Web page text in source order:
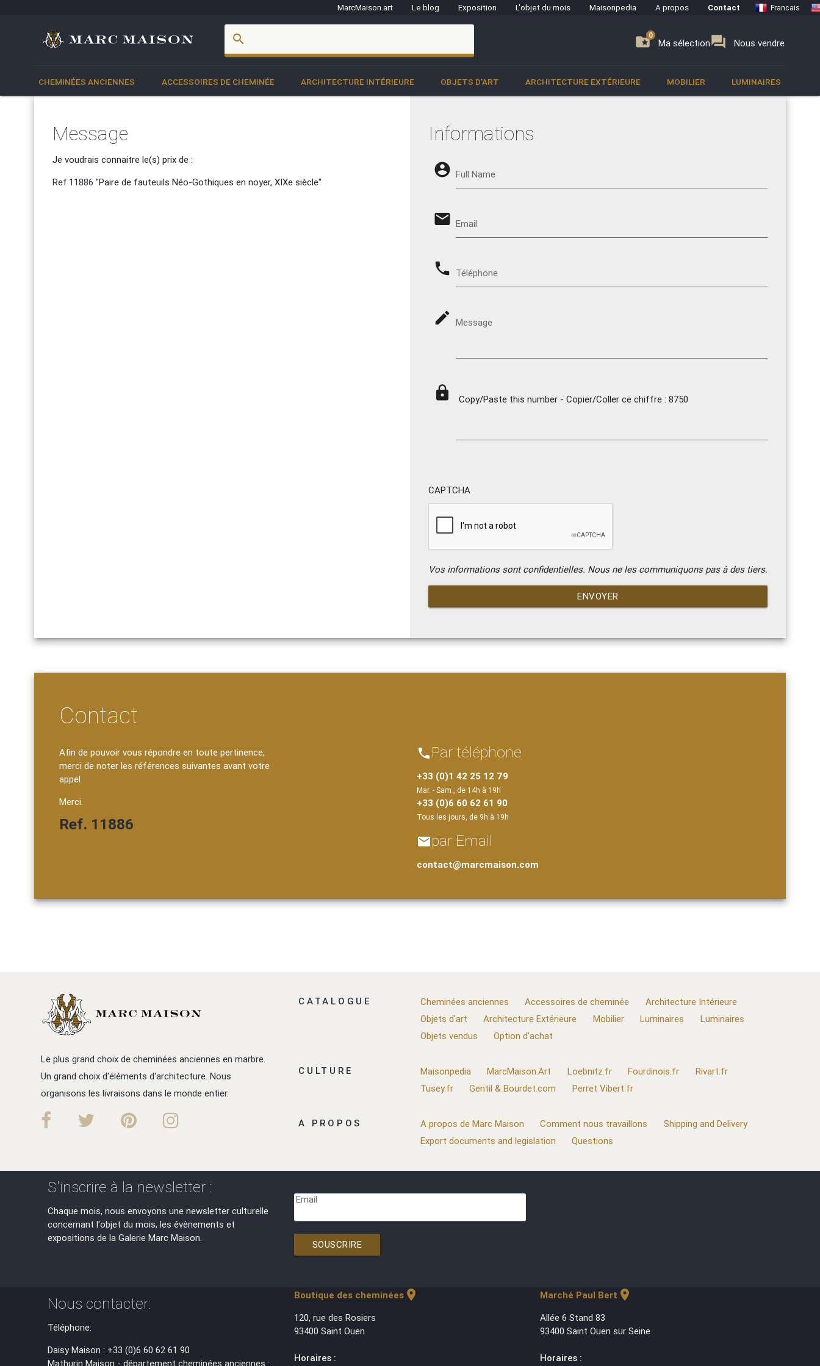
MarcMaison.art Le blog Exposition L'objet du mois Maisonpedia A propos Contact Francais
search folder_special Ma sélection
0 forum Nous vendre
0
CHEMINÉES ANCIENNES ACCESSOIRES DE CHEMINÉE ARCHITECTURE INTÉRIEURE OBJETS D'ART ARCHITECTURE EXTÉRIEURE MOBILIER LUMINAIRES
Message
Je voudrais connaitre le(s) prix de :
Ref.11886 "Paire de fauteuils Néo-Gothiques en noyer, XIXe siècle"
Informations
account_circle Full Name
email Email
phone Téléphone
mode_edit Message
lock Copy/Paste this number - Copier/Coller ce chiffre : 8750
CAPTCHA
Vos informations sont confidentielles. Nous ne les communiquons pas à des tiers.
ENVOYER
Contact
Afin de pouvoir vous répondre en toute pertinence,
merci de noter les références suivantes avant votre
appel.
Merci.
Ref. 11886
phone Par téléphone
+33 (0)1 42 25 12 79
Mar. - Sam., de 14h à 19h
+33 (0)6 60 62 61 90
Tous les jours, de 9h à 19h
emailpar Email
contact@marcmaison.com
Le plus grand choix de cheminées anciennes en marbre.
Un grand choix d'éléments d'architecture. Nous
organisons les livraisons dans le monde entier.
CATALOGUE Cheminées anciennes Accessoires de cheminée
Architecture Intérieure
Objets d'art
Architecture Extérieure Mobilier Luminaires
Luminaires
Objets vendus
Option d'achat
CULTURE Maisonpedia MarcMaison.Art Loebnitz.fr Fourdinois.fr
Rivart.fr
Tusey.fr
Gentil & Bourdet.com Perret Vibert.fr
A PROPOS A propos de Marc Maison Comment nous travaillons
Shipping and Delivery
Export documents and legislation
Questions
S'inscrire à la newsletter :
Chaque mois, nous envoyons une newsletter culturelle
concernant l'objet du mois, les évènements et
expositions de la Galerie Marc Maison.
Email
SOUSCRIRE
Nous contacter:
Téléphone:
Daisy Maison : +33 (0)6 60 62 61 90
Mathurin Maison - département cheminées anciennes :
Boutique des cheminéeslocation_on
120, rue des Rosiers
93400 Saint Ouen
Horaires :
Marché Paul Bert location_on
Allée 6 Stand 83
93400 Saint Ouen sur Seine
Horaires :